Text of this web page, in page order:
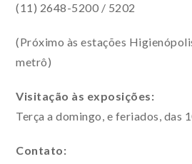
(11) 2648-5200 / 5202
(Próximo às estações
metrô)
Visitação às exposições:
Terça a domingo, e feriados, das
Contato: